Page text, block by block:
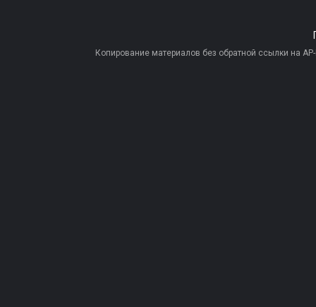
Копирование материалов без обратной ссылки на